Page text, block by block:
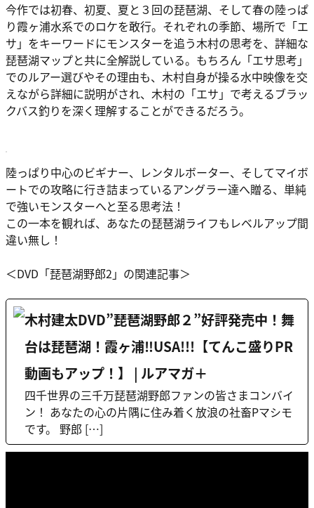
今作では初春、初夏、夏と３回の琵琶湖、そして春の陸っぱ
り霞ヶ浦水系でのロケを敢行。それぞれの季節、場所で「エ
サ」をキーワードにモンスターを追う木村の思考を、詳細な
琵琶湖マップと共に全解説している。もちろん「エサ思考」
でのルアー選びやその理由も、木村自身が操る水中映像を交
えながら詳細に説明がされ、木村の「エサ」で考えるブラッ
クバス釣りを深く理解することができるだろう。
陸っぱり中心のビギナー、レンタルボーター、そしてマイボ
ートでの攻略に行き詰まっているアングラー達へ贈る、単純
で強いモンスターへと至る思考法！
この一本を観れば、あなたの琵琶湖ライフもレベルアップ間
違い無し！
＜DVD「琵琶湖野郎2」の関連記事＞
木村建太DVD”琵琶湖野郎２”好評発売中！舞
台は琵琶湖！霞ヶ浦‼USA!!!【てんこ盛りPR
動画もアップ！】 | ルアマガ＋
四千世界の三千万琵琶湖野郎ファンの皆さまコンバイ
ン！ あなたの心の片隅に住み着く放浪の社畜Pマシモ
です。 野郎 […]